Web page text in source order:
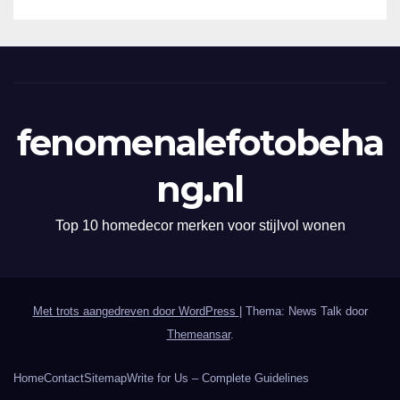
fenomenalefotobeha
ng.nl
Top 10 homedecor merken voor stijlvol wonen
Met trots aangedreven door WordPress
Thema: News Talk door
Themeansar.
HomeContactSitemapWrite for Us – Complete Guidelines